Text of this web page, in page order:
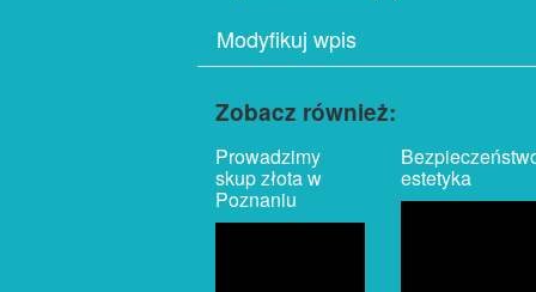
Modyfikuj wpis
Zobacz również:
Prowadzimy
skup złota w
Poznaniu
estetyka